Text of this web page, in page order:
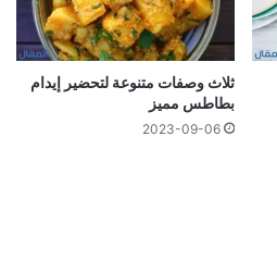
ثلاث وصفات متنوعة لتحضير إيدام
بطاطس مميز
2023-09-06